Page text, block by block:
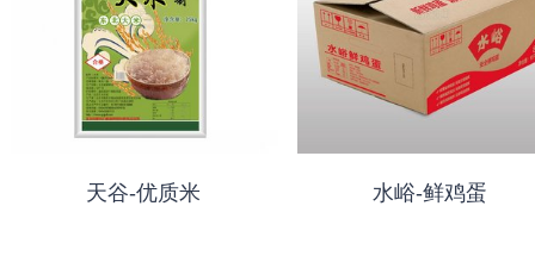
天谷-优质米 水峪-鲜鸡蛋